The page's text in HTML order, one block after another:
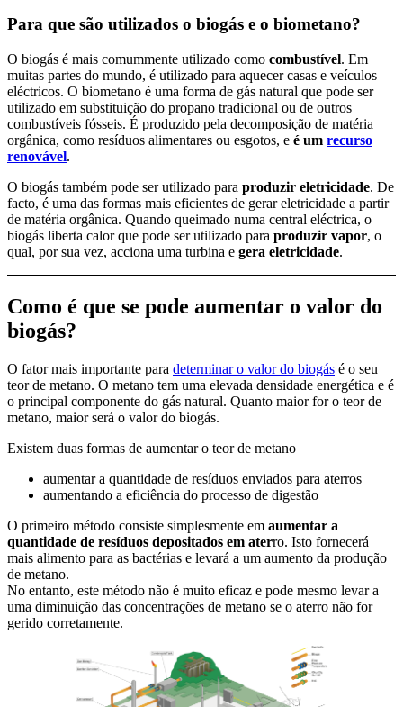
Para que são utilizados o biogás e o biometano?
O biogás é mais comummente utilizado como combustível. Em
muitas partes do mundo, é utilizado para aquecer casas e veículos
eléctricos. O biometano é uma forma de gás natural que pode ser
utilizado em substituição do propano tradicional ou de outros
combustíveis fósseis. É produzido pela decomposição de matéria
orgânica, como resíduos alimentares ou esgotos, e é um recurso
renovável.
O biogás também pode ser utilizado para produzir eletricidade. De
facto, é uma das formas mais eficientes de gerar eletricidade a partir
de matéria orgânica. Quando queimado numa central eléctrica, o
biogás liberta calor que pode ser utilizado para produzir vapor, o
qual, por sua vez, acciona uma turbina e gera eletricidade.
Como é que se pode aumentar o valor do
biogás?
O fator mais importante para determinar o valor do biogás é o seu
teor de metano. O metano tem uma elevada densidade energética e é
o principal componente do gás natural. Quanto maior for o teor de
metano, maior será o valor do biogás.
Existem duas formas de aumentar o teor de metano
aumentar a quantidade de resíduos enviados para aterros
aumentando a eficiência do processo de digestão
O primeiro método consiste simplesmente em aumentar a
quantidade de resíduos depositados em aterro. Isto fornecerá
mais alimento para as bactérias e levará a um aumento da produção
de metano.
No entanto, este método não é muito eficaz e pode mesmo levar a
uma diminuição das concentrações de metano se o aterro não for
gerido corretamente.